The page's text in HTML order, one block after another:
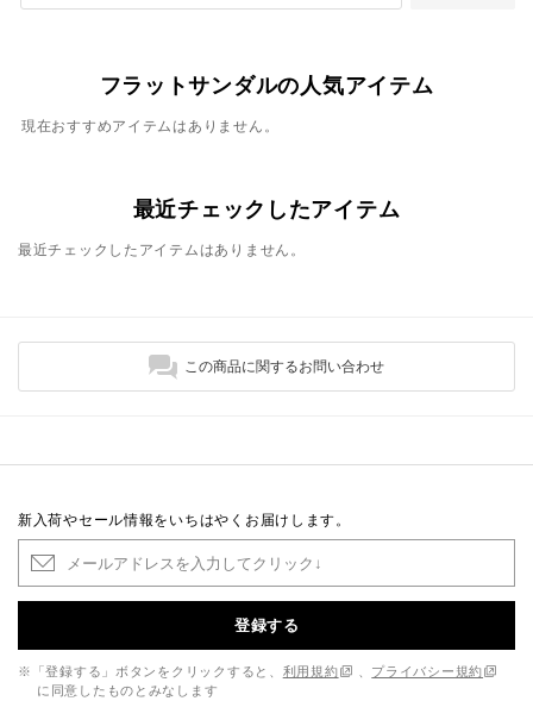
フラットサンダルの人気アイテム
現在おすすめアイテムはありません。
最近チェックしたアイテム
最近チェックしたアイテムはありません。
この商品に関するお問い合わせ
新入荷やセール情報をいちはやくお届けします。
登録する
※「登録する」ボタンをクリックすると、 利用規約
プライバシー規約
に同意したものとみなします